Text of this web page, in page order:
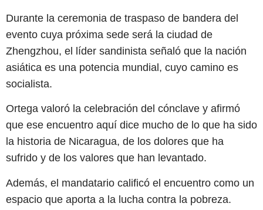
Durante la ceremonia de traspaso de bandera del
evento cuya próxima sede será la ciudad de
Zhengzhou, el líder sandinista señaló que la nación
asiática es una potencia mundial, cuyo camino es
socialista.
Ortega valoró la celebración del cónclave y afirmó
que ese encuentro aquí dice mucho de lo que ha sido
la historia de Nicaragua, de los dolores que ha
sufrido y de los valores que han levantado.
Además, el mandatario calificó el encuentro como un
espacio que aporta a la lucha contra la pobreza.